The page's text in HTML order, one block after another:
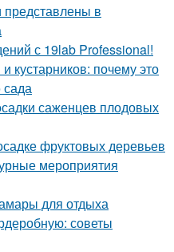
представлены в
с 19lab Professional!
кустарников: почему это
саженцев плодовых
фруктовых деревьев
мероприятия
для отдыха
советы